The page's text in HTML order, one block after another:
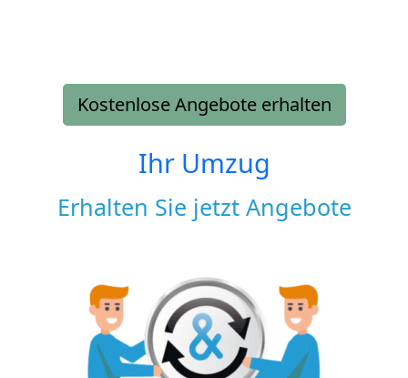
Kostenlose Angebote erhalten
Ihr Umzug
Erhalten Sie jetzt Angebote